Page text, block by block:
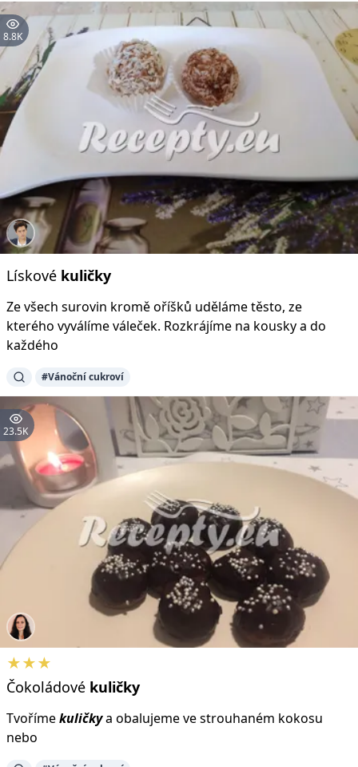
8.8K
Lískové kuličky
Ze všech surovin kromě oříšků uděláme těsto, ze
kterého vyválíme váleček. Rozkrájíme na kousky a do
každého
#Vánoční cukroví
23.5K
★★★
Čokoládové kuličky
Tvořímekuličkya obalujeme ve strouhaném kokosu
nebo